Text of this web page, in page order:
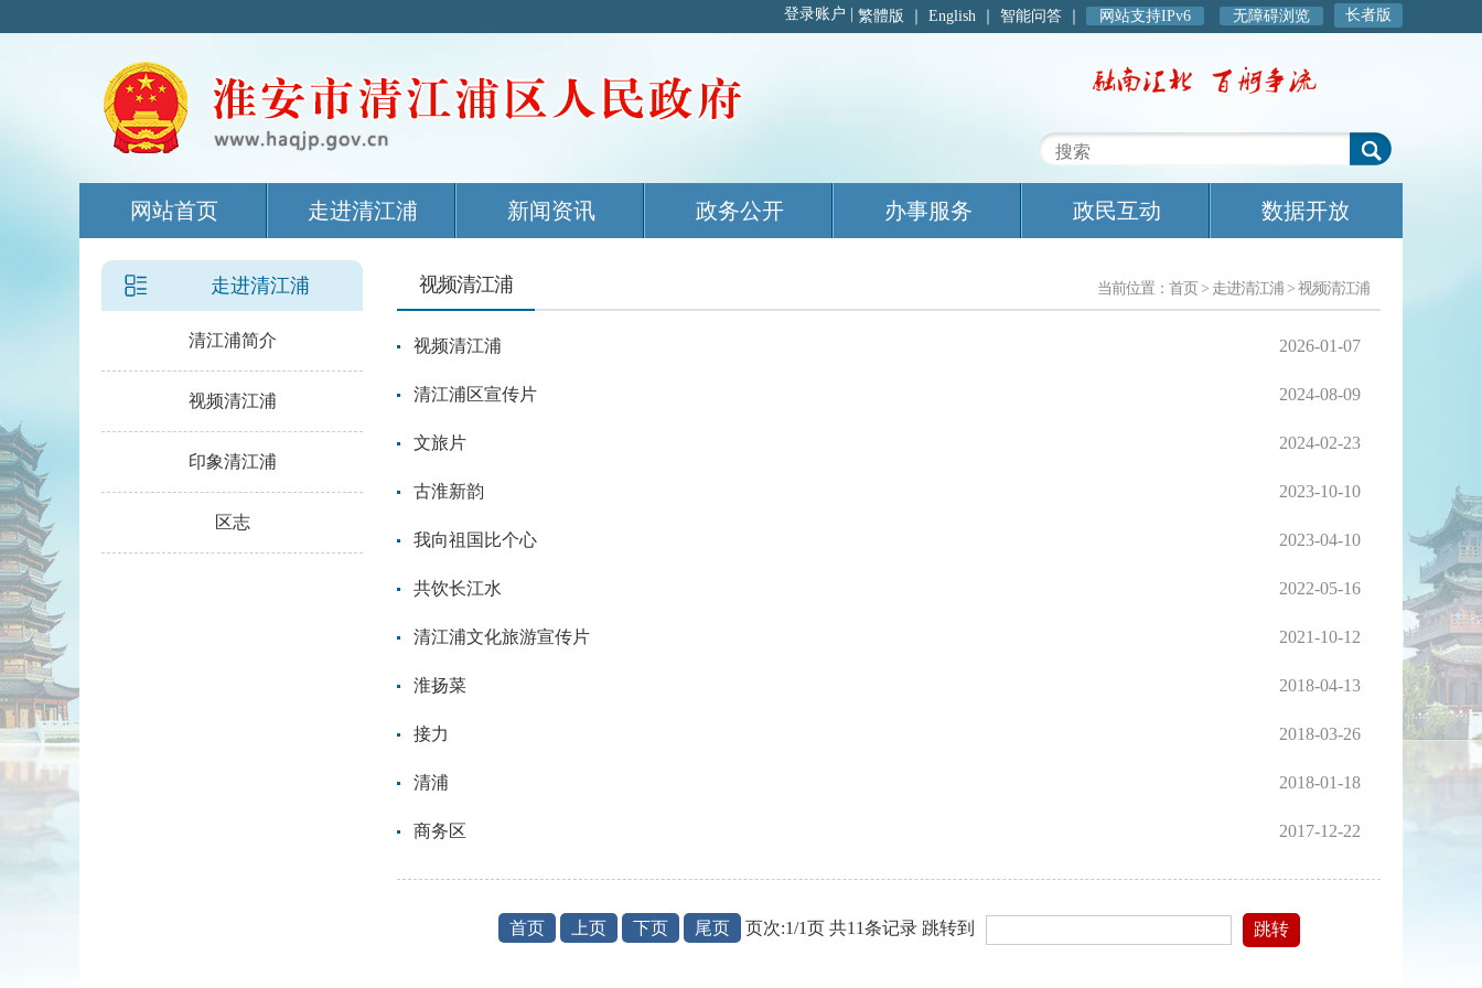
繁體版 English 智能问答 网站支持IPv6 无障碍浏览 长者版
网站首页 走进清江浦 新闻资讯 政务公开 办事服务 政民互动 数据开放
走进清江浦
清江浦简介
视频清江浦
印象清江浦
区志
视频清江浦 当前位置： 首页 > 走进清江浦 > 视频清江浦
2026-01-07
视频清江浦
2024-08-09
清江浦区宣传片
2024-02-23
文旅片
2023-10-10
古淮新韵
2023-04-10
我向祖国比个心
2022-05-16
共饮长江水
2021-10-12
清江浦文化旅游宣传片
2018-04-13
淮扬菜
2018-03-26
接力
2018-01-18
清浦
2017-12-22
商务区
首页 上页 下页 尾页 页次:1/1页 共11条记录 跳转到